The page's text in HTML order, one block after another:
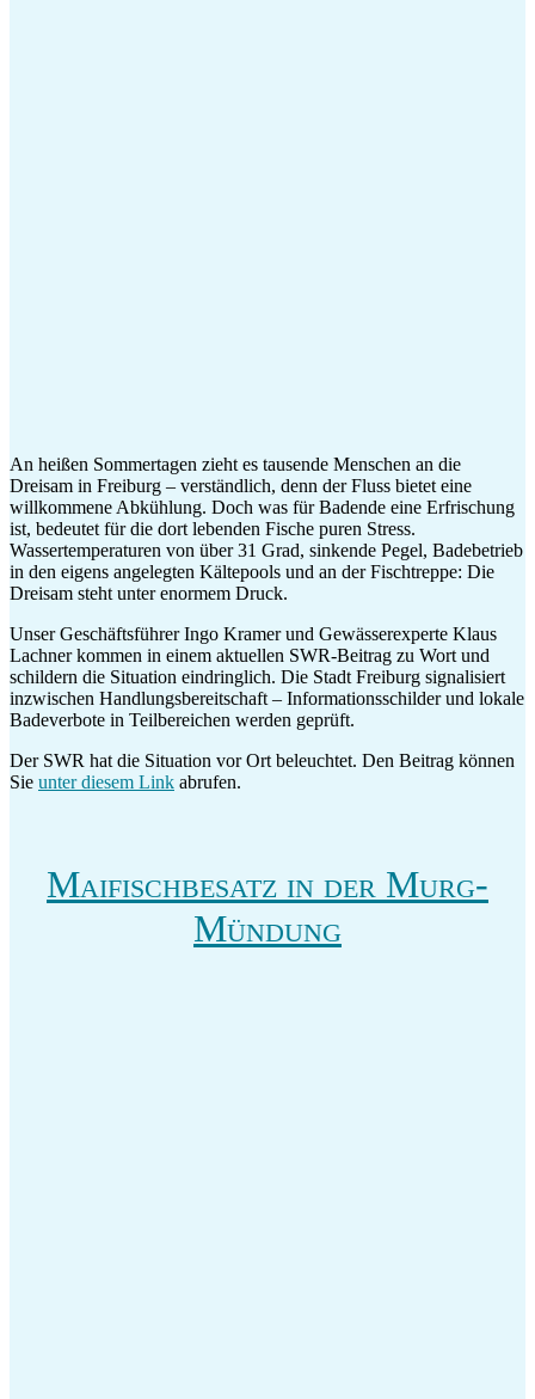
An heißen Sommertagen zieht es tausende Menschen an die
Dreisam in Freiburg – verständlich, denn der Fluss bietet eine
willkommene Abkühlung. Doch was für Badende eine Erfrischung
ist, bedeutet für die dort lebenden Fische puren Stress.
Wassertemperaturen von über 31 Grad, sinkende Pegel, Badebetrieb
in den eigens angelegten Kältepools und an der Fischtreppe: Die
Dreisam steht unter enormem Druck.
Unser Geschäftsführer Ingo Kramer und Gewässerexperte Klaus
Lachner kommen in einem aktuellen SWR-Beitrag zu Wort und
schildern die Situation eindringlich. Die Stadt Freiburg signalisiert
inzwischen Handlungsbereitschaft – Informationsschilder und lokale
Badeverbote in Teilbereichen werden geprüft.
Der SWR hat die Situation vor Ort beleuchtet. Den Beitrag können
Sie unter diesem Link abrufen.
Maifischbesatz in der Murg-
Mündung